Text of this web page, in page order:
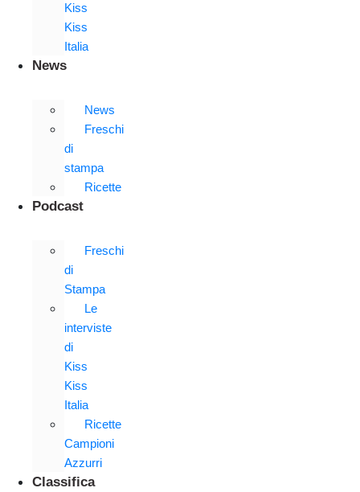
Kiss
Kiss
Italia
News
News
Freschi
di
stampa
Ricette
Podcast
Freschi
di
Stampa
Le
interviste
di
Kiss
Kiss
Italia
Ricette
Campioni
Azzurri
Classifica